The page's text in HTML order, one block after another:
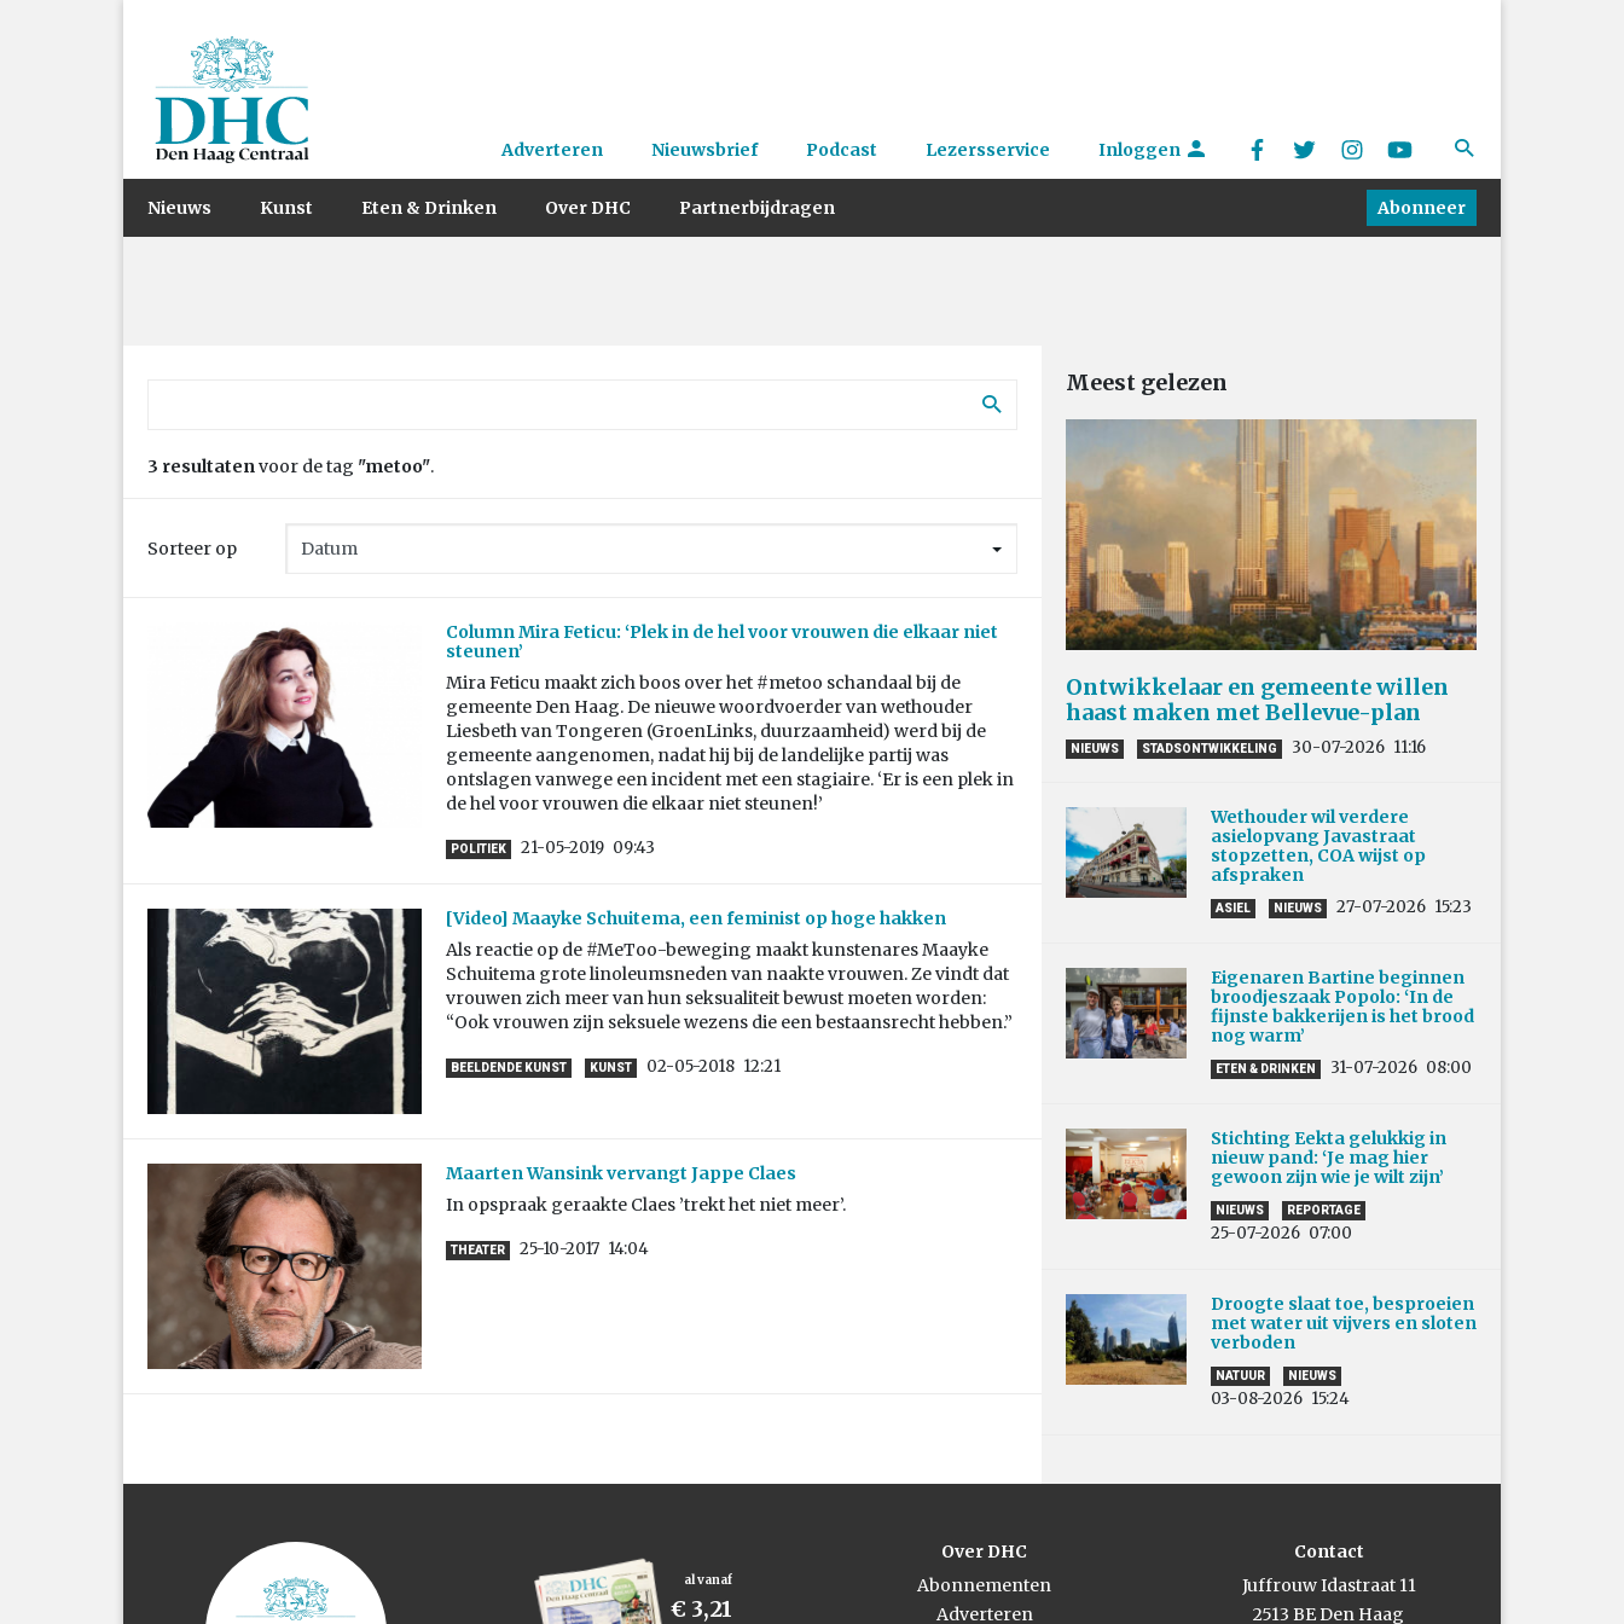
Adverteren Nieuwsbrief Podcast Lezersservice Inloggen
Nieuws Kunst Eten & Drinken Over DHC Partnerbijdragen Abonneer
3 resultatenvoor de tag "metoo".
Sorteer op
Column Mira Feticu: ‘Plek in de hel voor vrouwen die elkaar niet
steunen’
Mira Feticu maakt zich boos over het #metoo schandaal bij de
gemeente Den Haag. De nieuwe woordvoerder van wethouder
Liesbeth van Tongeren (GroenLinks, duurzaamheid) werd bij de
gemeente aangenomen, nadat hij bij de landelijke partij was
ontslagen vanwege een incident met een stagiaire. ‘Er is een plek in
de hel voor vrouwen die elkaar niet steunen!’
POLITIEK 21-05-2019 09:43
[Video] Maayke Schuitema, een feminist op hoge hakken
Als reactie op de #MeToo-beweging maakt kunstenares Maayke
Schuitema grote linoleumsneden van naakte vrouwen. Ze vindt dat
vrouwen zich meer van hun seksualiteit bewust moeten worden:
“Ook vrouwen zijn seksuele wezens die een bestaansrecht hebben.”
BEELDENDE KUNST KUNST 02-05-2018 12:21
Maarten Wansink vervangt Jappe Claes
In opspraak geraakte Claes ’trekt het niet meer’.
THEATER 25-10-2017 14:04
Meest gelezen
Ontwikkelaar en gemeente willen
haast maken met Bellevue-plan
NIEUWS STADSONTWIKKELING 30-07-2026 11:16
Wethouder wil verdere
asielopvang Javastraat
stopzetten, COA wijst op
afspraken
ASIEL NIEUWS 27-07-2026 15:23
Eigenaren Bartine beginnen
broodjeszaak Popolo: ‘In de
fijnste bakkerijen is het brood
nog warm’
ETEN & DRINKEN 31-07-2026 08:00
Stichting Eekta gelukkig in
nieuw pand: ‘Je mag hier
gewoon zijn wie je wilt zijn’
NIEUWS REPORTAGE
25-07-2026 07:00
Droogte slaat toe, besproeien
met water uit vijvers en sloten
verboden
NATUUR NIEUWS
03-08-2026 15:24
al vanaf
€ 3,21
Over DHC
Abonnementen
Adverteren
Contact
Juffrouw Idastraat 11
2513 BE Den Haag